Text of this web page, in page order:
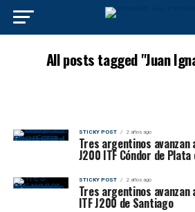
All posts tagged "Juan
STICKY POST 2 años ago
Tres argentinos
J200 ITF Cóndor de Plata
STICKY POST 2 años ago
Tres argentinos
ITF J200 de Santiago